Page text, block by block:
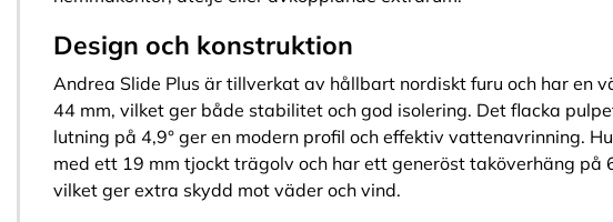
Design och konstruktion
Andrea Slide Plus är tillverkat av hållbart nordiskt furu och har en
44 mm, vilket ger både stabilitet och god isolering. Det flacka
lutning på 4,9° ger en modern profil och effektiv vattenavrinning.
med ett 19 mm tjockt trägolv och har ett generöst taköverhäng på
vilket ger extra skydd mot väder och vind.